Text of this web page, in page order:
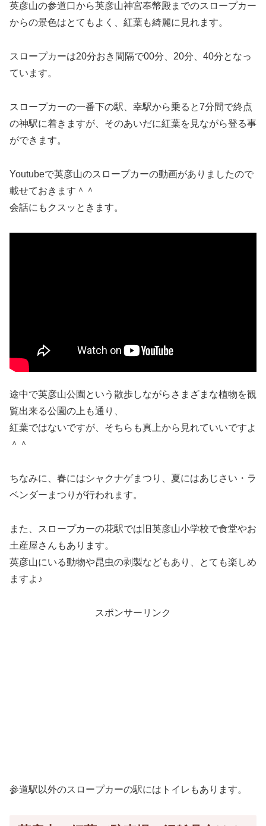
英彦山の参道口から英彦山神宮奉幣殿までのスロープカー
からの景色はとてもよく、紅葉も綺麗に見れます。
スロープカーは20分おき間隔で00分、20分、40分となっ
ています。
スロープカーの一番下の駅、幸駅から乗ると7分間で終点
の神駅に着きますが、そのあいだに紅葉を見ながら登る事
ができます。
Youtubeで英彦山のスロープカーの動画がありましたので
載せておきます＾＾
会話にもクスッときます。
途中で英彦山公園という散歩しながらさまざまな植物を観
覧出来る公園の上も通り、
紅葉ではないですが、そちらも真上から見れていいですよ
＾＾
ちなみに、春にはシャクナゲまつり、夏にはあじさい・ラ
ベンダーまつりが行われます。
また、スロープカーの花駅では旧英彦山小学校で食堂やお
土産屋さんもあります。
英彦山にいる動物や昆虫の剥製などもあり、とても楽しめ
ますよ♪
スポンサーリンク
参道駅以外のスロープカーの駅にはトイレもあります。